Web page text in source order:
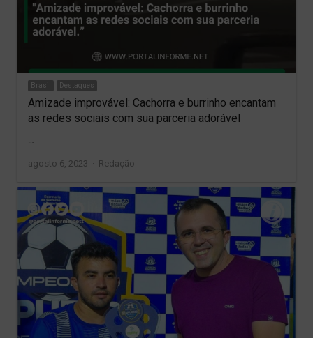
Brasil Destaques
Amizade improvável: Cachorra e burrinho encantam
as redes sociais com sua parceria adorável
…
agosto 6, 2023 Author
Redação